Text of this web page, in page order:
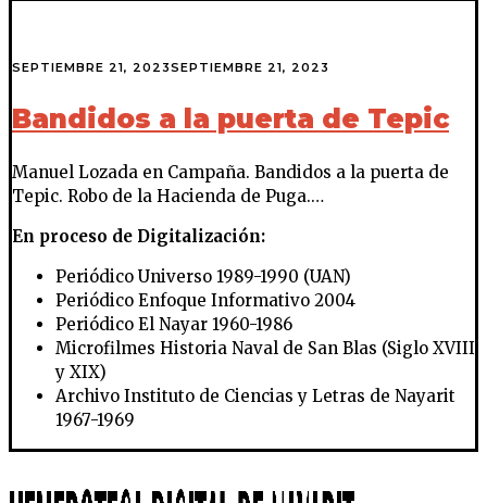
SEPTIEMBRE 21, 2023SEPTIEMBRE 21, 2023
Bandidos a la puerta de Tepic
Manuel Lozada en Campaña. Bandidos a la puerta de
Tepic. Robo de la Hacienda de Puga.…
En proceso de Digitalización:
Periódico Universo 1989-1990 (UAN)
Periódico Enfoque Informativo 2004
Periódico El Nayar 1960-1986
Microfilmes Historia Naval de San Blas (Siglo XVIII
y XIX)
Archivo Instituto de Ciencias y Letras de Nayarit
1967-1969